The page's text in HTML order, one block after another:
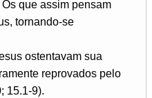
que assim pensam
tornando-se
ostentavam sua
reprovados pelo
15.1-9).